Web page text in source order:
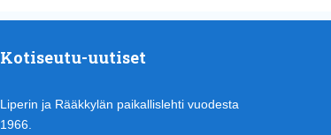
Kotiseutu-uutiset
Liperin ja Rääkkylän paikallislehti vuodesta
1966.